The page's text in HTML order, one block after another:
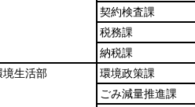
契約検査課
税務課
納税課
境生活部
環境政策課
ごみ減量推進課